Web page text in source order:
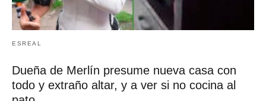
ESREAL
Dueña de Merlín presume nueva casa con
todo y extraño altar, y a ver si no cocina al